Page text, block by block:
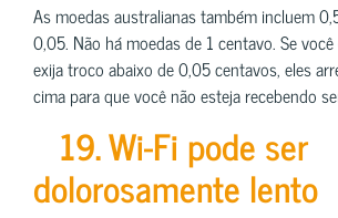
As moedas australianas também incluem
0,05. Não há moedas de 1 centavo. Se
exija troco abaixo de 0,05 centavos, eles
cima para que você não esteja recebendo
19. Wi-Fi pode ser
dolorosamente lento